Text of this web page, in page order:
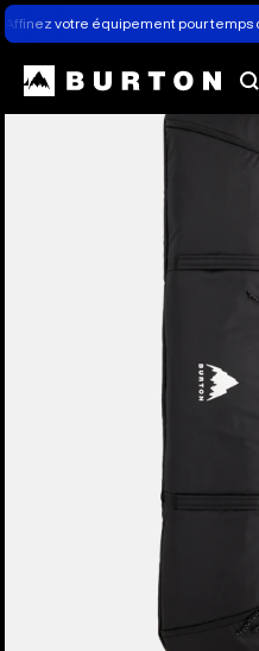
Affinez votre équipement pour temps
Les experts de Burton